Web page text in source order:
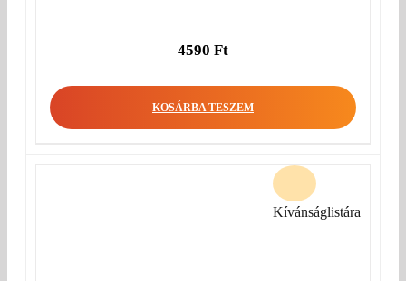
4590 Ft
KOSÁRBA TESZEM
Kívánságlistára